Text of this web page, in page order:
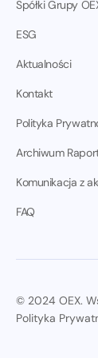
Spółki Grupy
ESG
Aktualności
Kontakt
Polityka
Archiwum
Komunikacja z
FAQ
© 2024 OEX.
Polityka